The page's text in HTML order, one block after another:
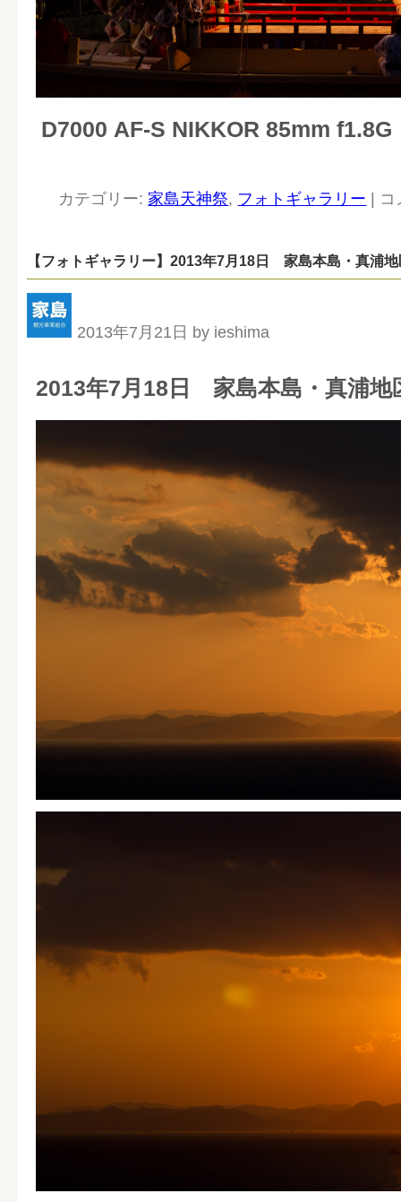
D7000 AF-S NIKKOR 85mm f1.8G
カテゴリー: 家島天神祭, フォトギャラリー
【フォトギャラリー】2013年7月18日 家島本島・真浦地
2013年7月21日 by ieshima
2013年7月18日 家島本島・真浦地